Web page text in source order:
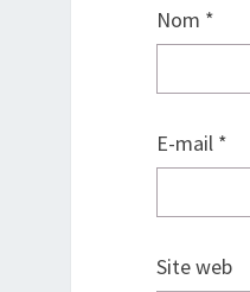
Nom *
E-mail *
Site web